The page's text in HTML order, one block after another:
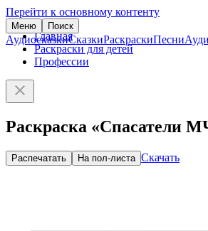
Перейти к основному контенту
Меню Поиск
АудиосказкиСказкиРаскраскиПесни
Главная
Раскраски для детей
Профессии
Раскраска «Спасатели
Распечатать На пол-листа Скачать